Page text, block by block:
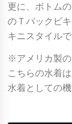
ニ
ベ
ビ
ー
ピ
ン
更に、ボトム
のＴバックビ
キニスタイル
※アメリカ製の
こちらの水着
水着としての